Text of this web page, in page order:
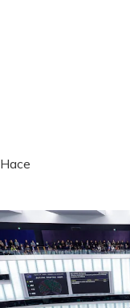
Hace